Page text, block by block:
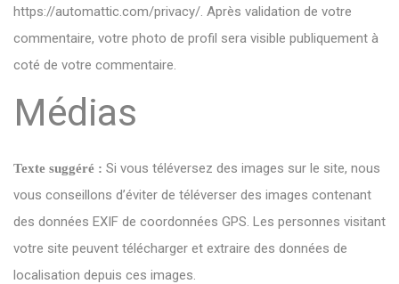
https://automattic.com/privacy/. Après validation de votre
commentaire, votre photo de profil sera visible publiquement à
coté de votre commentaire.
Médias
Texte suggéré : Si vous téléversez des images sur le site, nous
vous conseillons d’éviter de téléverser des images contenant
des données EXIF de coordonnées GPS. Les personnes visitant
votre site peuvent télécharger et extraire des données de
localisation depuis ces images.